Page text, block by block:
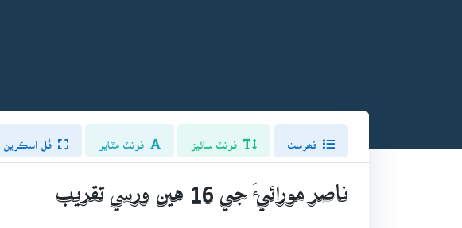
فونٽ سائيز فونٽ مٽايو فُل اسڪرين
ناصر مورائيءَ جي 16 هين ورسي تقريب